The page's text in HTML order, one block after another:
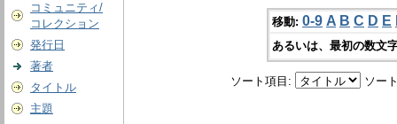
コミュニティ/
コレクション
発行日
著者
タイトル
主題
移動: 0-9 A B C D E
あるいは、最初の数文
ソート項目: ソー